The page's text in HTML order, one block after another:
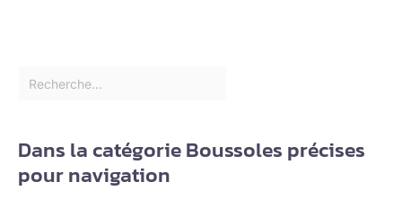
Dans la catégorie Boussoles précises
pour navigation